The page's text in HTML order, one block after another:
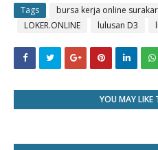
Tags bursa kerja online
LOKER.ONLINE
lulusan D3
YOU MAY LIKE